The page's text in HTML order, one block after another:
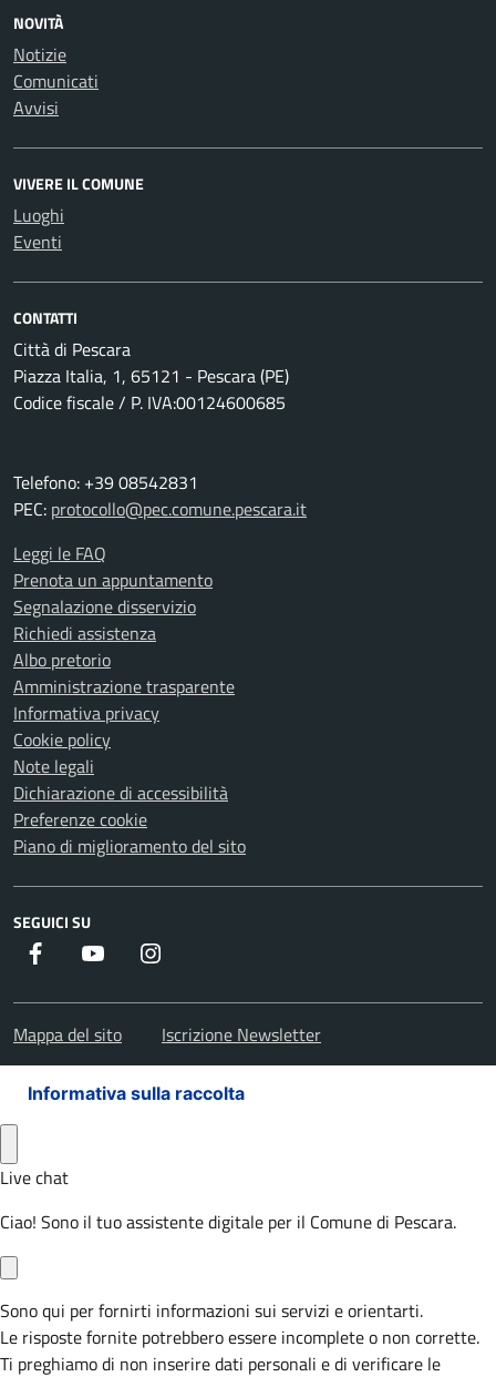
NOVITÀ
Notizie
Comunicati
Avvisi
VIVERE IL COMUNE
Luoghi
Eventi
CONTATTI
Città di Pescara
Piazza Italia, 1, 65121 - Pescara (PE)
Codice fiscale / P. IVA:00124600685
Telefono: +39 08542831
PEC: protocollo@pec.comune.pescara.it
Leggi le FAQ
Prenota un appuntamento
Segnalazione disservizio
Richiedi assistenza
Albo pretorio
Amministrazione trasparente
Informativa privacy
Cookie policy
Note legali
Dichiarazione di accessibilità
Preferenze cookie
Piano di miglioramento del sito
SEGUICI SU
Facebook Youtube
Mappa del sito Iscrizione Newsletter
Informativa sulla raccolta